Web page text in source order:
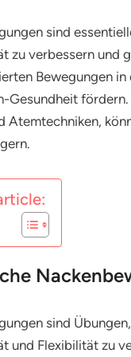
sind
zu verbessern und
Bewegungen
Gesundheit
Atemtechniken,
sind
und Flexibilität zu